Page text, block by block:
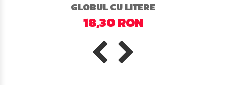
GLOBUL CU LITERE
18,30 RON